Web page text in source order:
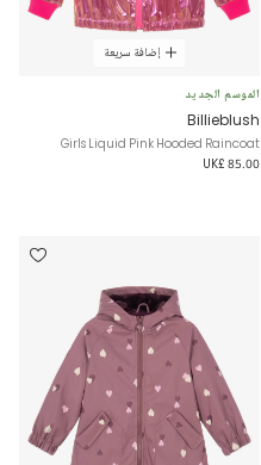
إضافة سريعة
الموسم الجديد
Billieblush
Girls Liquid Pink Hooded Raincoat
UK£ 85.00